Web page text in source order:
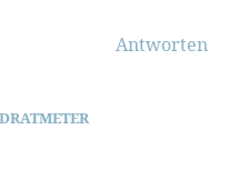
Antworten